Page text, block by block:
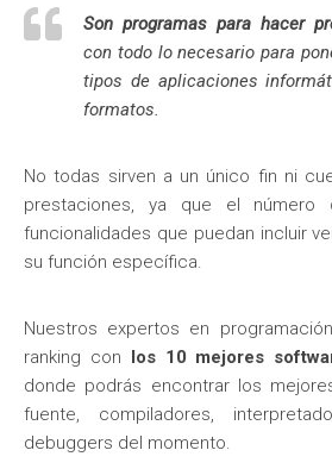
Son programas para hacer
con todo lo necesario para
tipos de aplicaciones
formatos.
No todas sirven a un único fin ni
prestaciones, ya que el número
funcionalidades que puedan incluir
su función específica.
Nuestros expertos en
ranking con
los 10 mejores
donde podrás encontrar los
fuente, compiladores,
debuggers del momento.